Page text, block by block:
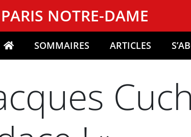
PARIS NOTRE-DAME
rechercheSOMMAIRES ARTICLES